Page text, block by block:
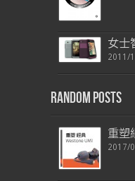
女士
2011/
Random Posts
重塑
2017/